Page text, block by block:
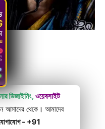
ডিজাইনিং,ওয়েবসাইট
আমাদের থেকে। আমাদের
- +91